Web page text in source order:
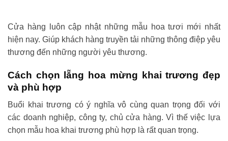
Cửa hàng luôn cập nhật những mẫu hoa tươi mới nhất
hiện nay. Giúp khách hàng truyền tải những thông điệp yêu
thương đến những người yêu thương.
Cách chọn lẵng hoa mừng khai trương đẹp
và phù hợp
Buổi khai trương có ý nghĩa vô cùng quan trọng đối với
các doanh nghiệp, công ty, chủ cửa hàng. Vì thế việc lựa
chọn mẫu hoa khai trương phù hợp là rất quan trọng.